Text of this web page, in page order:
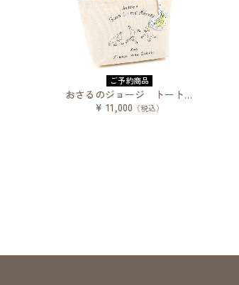
ご予約商品
おさるのジョージ トートバッグ
¥ 11,000 （税込）